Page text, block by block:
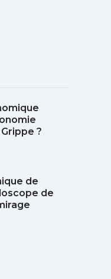
?
de
de